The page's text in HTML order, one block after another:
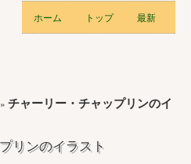
ホーム トップ 最新
» チャーリー・チャップリンのイ
リンのイラスト